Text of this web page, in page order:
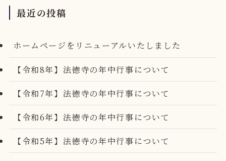
最近の投稿
ホームページをリニューアルいたしました
【令和8年】法徳寺の年中行事について
【令和7年】法徳寺の年中行事について
【令和6年】法徳寺の年中行事について
【令和5年】法徳寺の年中行事について